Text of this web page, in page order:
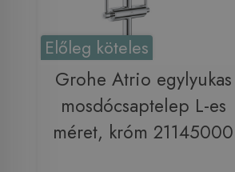
Előleg köteles
Grohe Atrio egylyukas
mosdócsaptelep L-es
méret, króm 21145000